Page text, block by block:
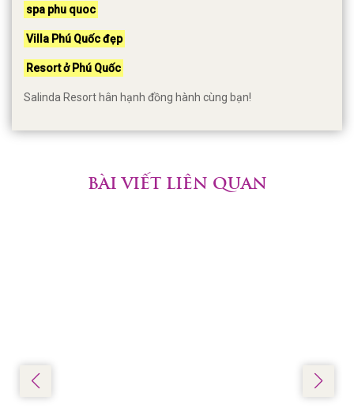
spa phu quoc
Villa Phú Quốc đẹp
Resort ở Phú Quốc
Salinda Resort hân hạnh đồng hành cùng bạn!
BÀI VIẾT LIÊN QUAN